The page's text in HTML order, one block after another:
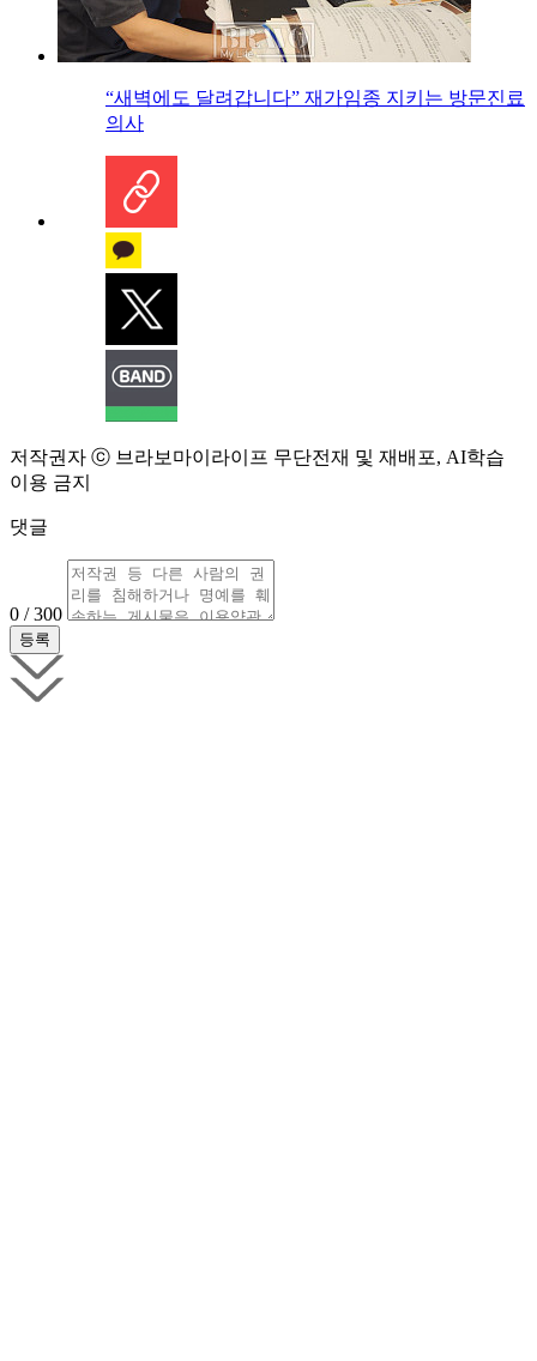
“새벽에도 달려갑니다” 재가임종 지키는 방문진료
의사
저작권자 ⓒ 브라보마이라이프 무단전재 및 재배포, AI학습
이용 금지
댓글
0 / 300